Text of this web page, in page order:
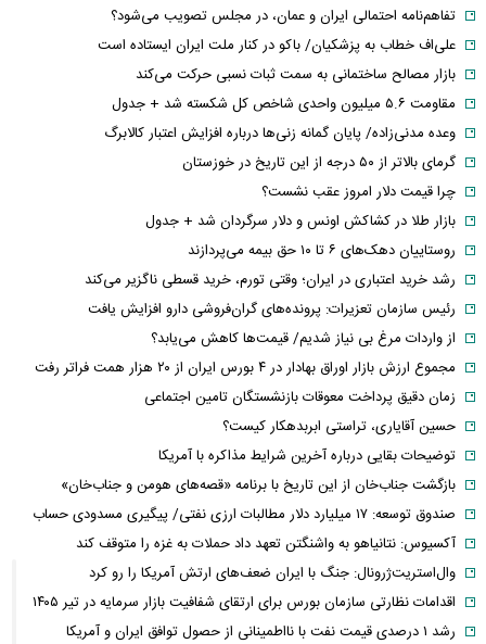
تفاهم‌نامه احتمالی ایران و عمان، در مجلس تصویب می‌شود؟
علی‌اف خطاب به پزشکیان/ باکو در کنار ملت ایران ایستاده است
بازار مصالح ساختمانی به سمت ثبات نسبی حرکت می‌کند
مقاومت ۵.۶ میلیون واحدی شاخص کل شکسته شد + جدول
وعده مدنی‌زاده/ پایان گمانه زنی‌ها درباره افزایش اعتبار کالابرگ
گرمای بالاتر از ۵۰ درجه از این تاریخ در خوزستان
چرا قیمت دلار امروز عقب نشست؟
بازار طلا در کشاکش اونس و دلار سرگردان شد + جدول
روستاییان دهک‌های ۶ تا ۱۰ حق بیمه می‌پردازند
رشد خرید اعتباری در ایران؛ وقتی تورم، خرید قسطی ناگزیر می‌کند
رئیس سازمان تعزیرات: پرونده‌های گران‌فروشی دارو افزایش یافت
از واردات مرغ بی نیاز شدیم/ قیمت‌ها کاهش می‌یابد؟
مجموع ارزش بازار اوراق بهادار در ۴ بورس ایران از ۲۰ هزار همت فراتر رفت
زمان دقیق پرداخت معوقات بازنشستگان تامین اجتماعی
حسین آقایاری، تراستی ابربدهکار کیست؟
توضیحات بقایی درباره آخرین شرایط مذاکره با آمریکا
بازگشت جناب‌خان از این تاریخ با برنامه «قصه‌های هومن و جناب‌خان»
صندوق توسعه: ۱۷ میلیارد دلار مطالبات ارزی نفتی/ پیگیری مسدودی حساب
آکسیوس: نتانیاهو به واشنگتن تعهد داد حملات به غزه را متوقف کند
وال‌استریت‌ژرونال: جنگ با ایران ضعف‌های ارتش آمریکا را رو کرد
اقدامات نظارتی سازمان بورس برای ارتقای شفافیت بازار سرمایه در تیر ۱۴۰۵
رشد ۱ درصدی قیمت نفت با نااطمینانی از حصول توافق ایران و آمریکا